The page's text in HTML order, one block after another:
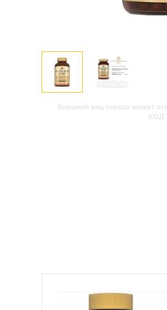
Внешний вид товара может
КОД